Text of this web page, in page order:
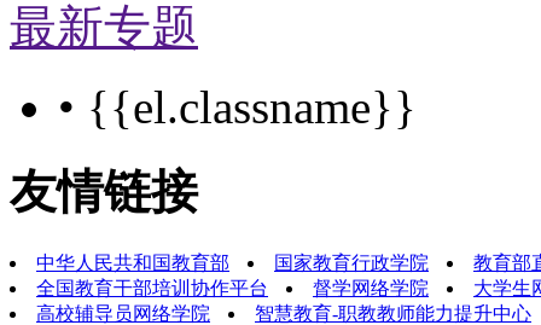
最新专题
• {{el.classname}}
友情链接
中华人民共和国教育部 国家教育行政学院
教育部
全国教育干部培训协作平台
督学网络学院
大学生
高校辅导员网络学院
智慧教育-职教教师能力提升中心